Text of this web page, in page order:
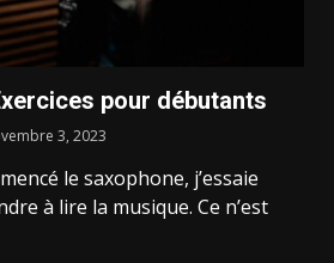
pour débutants
3, 2023
le saxophone, j’essaie
à lire la musique. Ce n’est